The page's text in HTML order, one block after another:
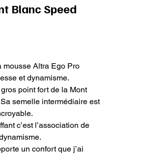
Blanc Speed
mousse Altra Ego Pro
et dynamisme.
point fort de la Mont
semelle intermédiaire est
c’est l’association de
un confort que j’ai